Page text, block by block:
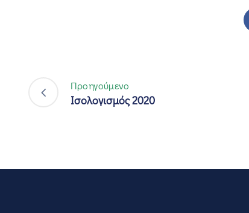
Προηγούμενο
Ισολογισμός 2020